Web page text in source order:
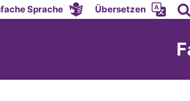
Sprache Übersetzen